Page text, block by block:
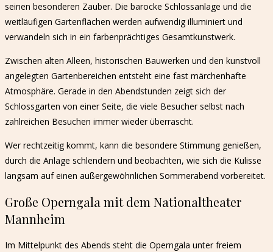
seinen besonderen Zauber. Die barocke Schlossanlage und die
weitläufigen Gartenflächen werden aufwendig illuminiert und
verwandeln sich in ein farbenprächtiges Gesamtkunstwerk.
Zwischen alten Alleen, historischen Bauwerken und den kunstvoll
angelegten Gartenbereichen entsteht eine fast märchenhafte
Atmosphäre. Gerade in den Abendstunden zeigt sich der
Schlossgarten von einer Seite, die viele Besucher selbst nach
zahlreichen Besuchen immer wieder überrascht.
Wer rechtzeitig kommt, kann die besondere Stimmung genießen,
durch die Anlage schlendern und beobachten, wie sich die Kulisse
langsam auf einen außergewöhnlichen Sommerabend vorbereitet.
Große Operngala mit dem Nationaltheater
Mannheim
Im Mittelpunkt des Abends steht die Operngala unter freiem